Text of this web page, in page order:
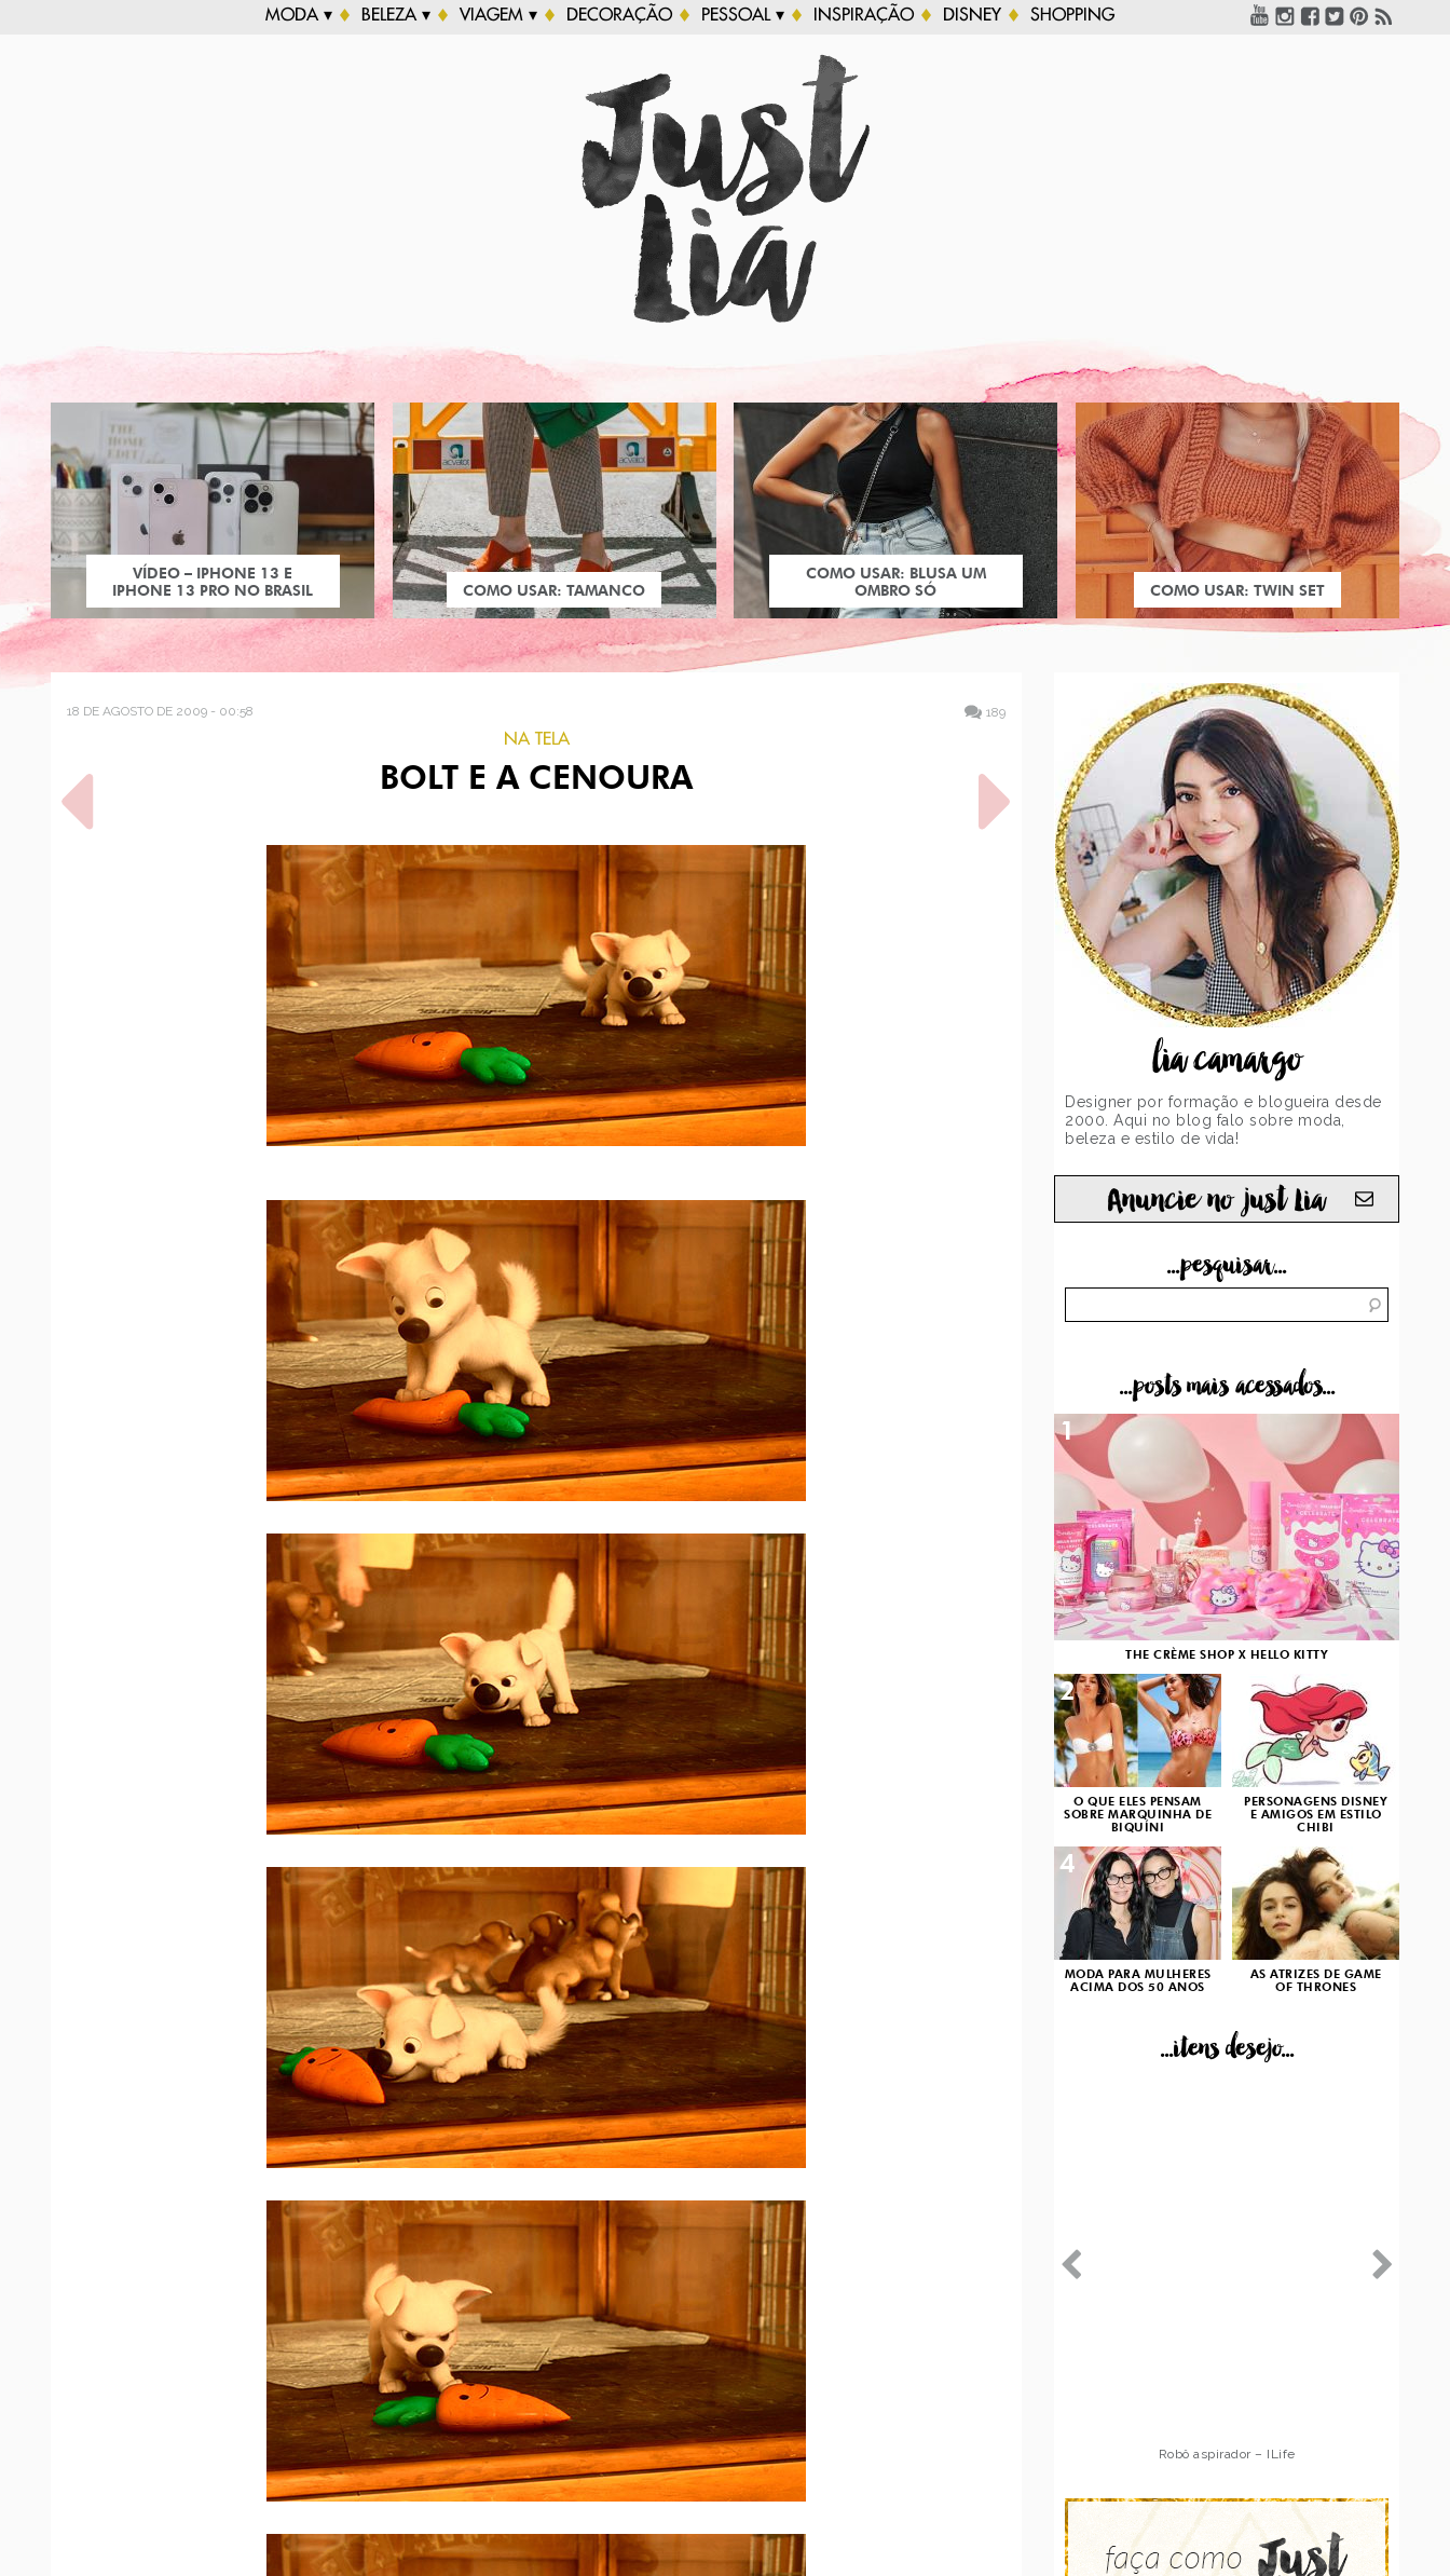
MODA ▾ BELEZA ▾ VIAGEM ▾ DECORAÇÃO PESSOAL ▾ INSPIRAÇÃO DISNEY SHOPPING
VÍDEO – IPHONE 13 E
IPHONE 13 PRO NO BRASIL
COMO USAR: TAMANCO
COMO USAR: BLUSA UM
OMBRO SÓ
COMO USAR: TWIN SET
18 DE AGOSTO DE 2009 - 00:58 189
NA TELA
BOLT E A CENOURA
lia camargo
Designer por formação e blogueira desde
2000. Aqui no blog falo sobre moda,
beleza e estilo de vida!
Anuncie no just Lia
...pesquisar...
...posts mais acessados...
THE CRÈME SHOP X HELLO KITTY
1
O QUE ELES PENSAM
SOBRE MARQUINHA DE
BIQUÍNI
2
PERSONAGENS DISNEY
E AMIGOS EM ESTILO
CHIBI
3
MODA PARA MULHERES
ACIMA DOS 50 ANOS
4
AS ATRIZES DE GAME
OF THRONES
...itens desejo...
Robô aspirador – Multilaser